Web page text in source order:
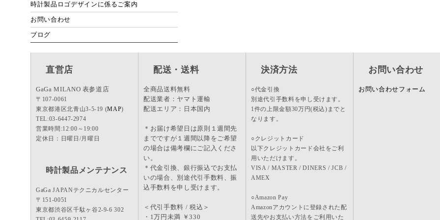
時計製品ロゴデザインに係るご案内
お問い合わせ
ブログ
直営店
GaGa MILANO 表参道店
〒107-0061
東京都港区北青山3-5-19 (MAP)
TEL:03-6447-2974
営業時間:12:00～19:00
定休日：日曜日/月曜日
時計製品メンテナンス
GaGa JAPANテクニカルセンター
〒151-0051
東京都渋谷区千駄ヶ谷2-9-6 302
配送・送料
全商品送料無料
配送業者：ヤマト運輸
配送エリア：日本国内
＊お届け希望日は原則１週間先
までですが１週間以降をご希望
の場合は備考欄にご記入くださ
い。
＊代金引換、銀行振込でお支払
いの場合、別途代引手数料、振
込手数料を申し受けます。
＜代引手数料 / 税込＞
・1万円未満 ￥330
決済方法
○代金引換
別途代引手数料を申し受けます。
1件の上限金額30万円(税込)までと
なります。
○クレジットカード
以下クレジットカード会社をご利
用いただけます。
VISA / MASTER / DINERS / JCB /
AMEX
○Amazon Pay
Amazonアカウントに登録された配
送先やお支払い方法をご利用いた
お問い合わせ
お問い合わせフォーム